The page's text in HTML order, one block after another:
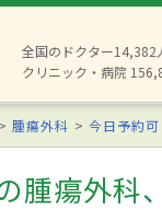
全国のドクター14,382
クリニック・病院
腫瘍外科 今日予約可
腫瘍外科